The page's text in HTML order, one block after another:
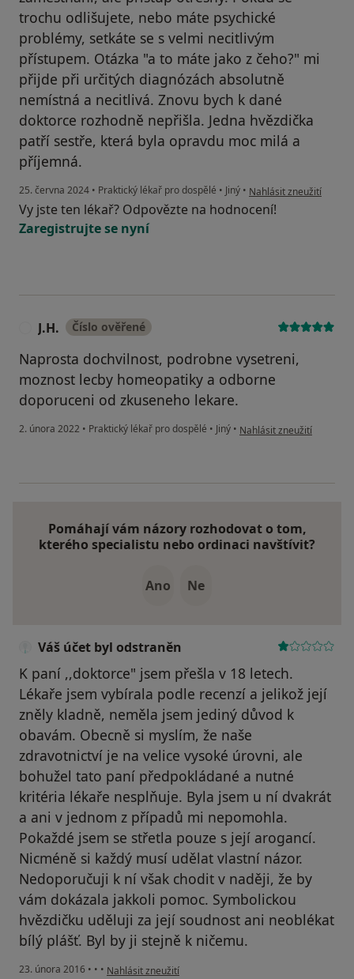
trochu odlišujete, nebo máte psychické
problémy, setkáte se s velmi necitlivým
přístupem. Otázka "a to máte jako z čeho?" mi
přijde při určitých diagnózách absolutně
nemístná a necitlivá. Znovu bych k dané
doktorce rozhodně nepřišla. Jedna hvězdička
patří sestře, která byla opravdu moc milá a
příjemná.
25. června 2024 • Praktický lékař pro dospělé • Jiný • podle názoru uživatele
Nahlásit zneužití
Vy jste ten lékař? Odpovězte na hodnocení!
Zaregistrujte se nyní
J.H. Číslo ověřené
Naprosta dochvilnost, podrobne vysetreni,
moznost lecby homeopatiky a odborne
doporuceni od zkuseneho lekare.
2. února 2022 • Praktický lékař pro dospělé • Jiný • podle názoru uživatele J.H.
Nahlásit zneužití
Pomáhají vám názory rozhodovat o tom,
kterého specialistu nebo ordinaci navštívit?
Ano Ne
Váš účet byl odstraněn
K paní ,,doktorce" jsem přešla v 18 letech.
Lékaře jsem vybírala podle recenzí a jelikož její
zněly kladně, neměla jsem jediný důvod k
obavám. Obecně si myslím, že naše
zdravotnictví je na velice vysoké úrovni, ale
bohužel tato paní předpokládané a nutné
kritéria lékaře nesplňuje. Byla jsem u ní dvakrát
a ani v jednom z případů mi nepomohla.
Pokaždé jsem se střetla pouze s její arogancí.
Nicméně si každý musí udělat vlastní názor.
Nedoporučuji k ní však chodit v naději, že by
vám dokázala jakkoli pomoc. Symbolickou
hvězdičku uděluji za její soudnost ani neoblékat
bílý plášť. Byl by ji stejně k ničemu.
23. února 2016 • • • podle názoru uživatele Váš účet byl odstraněn
Nahlásit zneužití